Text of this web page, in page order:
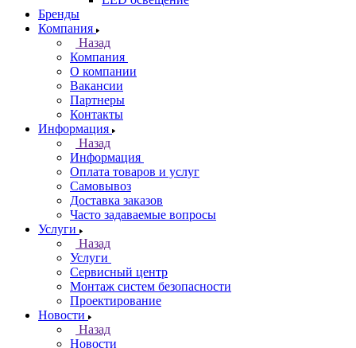
Бренды
Компания
Назад
Компания
О компании
Вакансии
Партнеры
Контакты
Информация
Назад
Информация
Оплата товаров и услуг
Самовывоз
Доставка заказов
Часто задаваемые вопросы
Услуги
Назад
Услуги
Сервисный центр
Монтаж систем безопасности
Проектирование
Новости
Назад
Новости